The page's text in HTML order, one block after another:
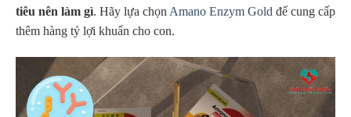
tiêu nên làm gì. Hãy lựa chọn Amano Enzym Gold để cung cấp
thêm hàng tỷ lợi khuẩn cho con.